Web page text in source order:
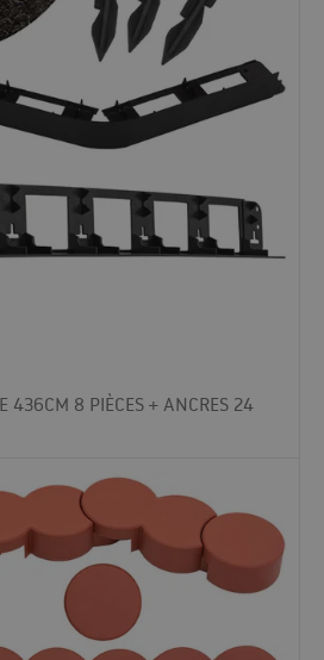
436CM 8 PIÈCES + ANCRES 24